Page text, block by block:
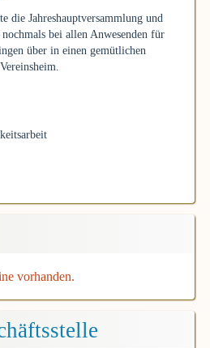
die Jahreshauptversammlung und
bei allen Anwesenden für
über in einen gemütlichen
vorhanden.